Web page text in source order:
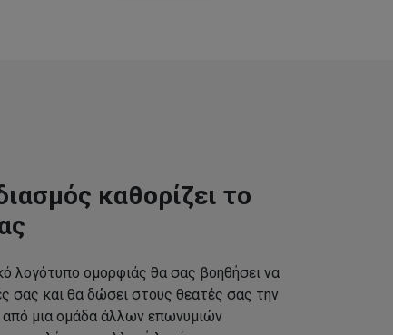
καθορίζει το
λογότυπο ομορφιάς θα σας βοηθήσει να
σας και θα δώσει στους θεατές σας την
από μια ομάδα άλλων επωνυμιών